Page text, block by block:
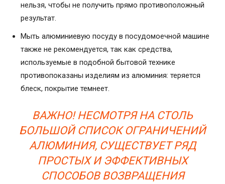
нельзя, чтобы не получить прямо противоположный
результат.
Мыть алюминиевую посуду в посудомоечной машине
также не рекомендуется, так как средства,
используемые в подобной бытовой технике
противопоказаны изделиям из алюминия: теряется
блеск, покрытие темнеет.
ВАЖНО! НЕСМОТРЯ НА СТОЛЬ
БОЛЬШОЙ СПИСОК ОГРАНИЧЕНИЙ
АЛЮМИНИЯ, СУЩЕСТВУЕТ РЯД
ПРОСТЫХ И ЭФФЕКТИВНЫХ
СПОСОБОВ ВОЗВРАЩЕНИЯ